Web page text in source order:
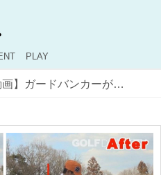
PLAY
【動画】ガードバンカーが苦手ならボール手前を振っていこう